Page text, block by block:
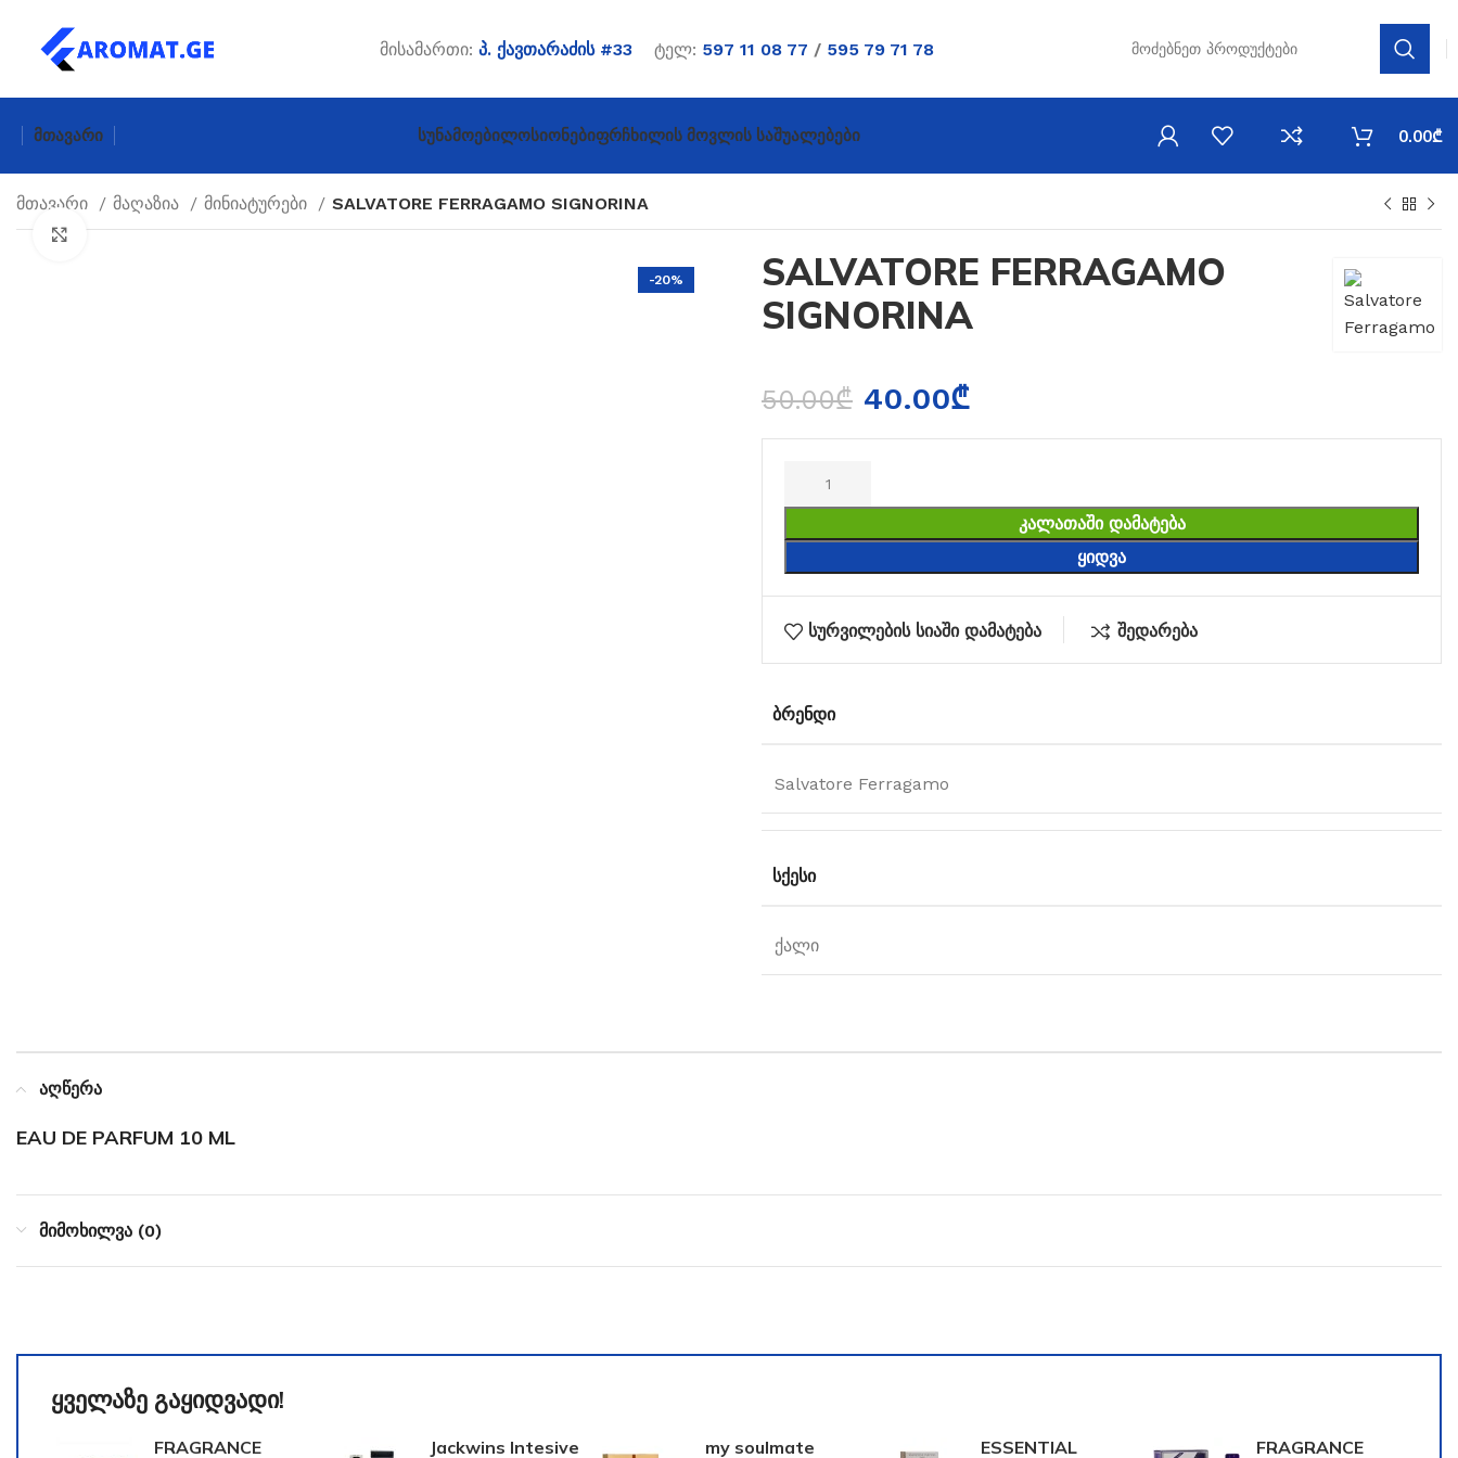
მისამართი: პ. ქავთარაძის #33 ტელ: 597 11 08 77 / 595 79 71 78
Მთავარი ᲡუნამოებიᲚოსიონებიᲤრჩხილის Მოვლის Საშუალებები 0.00₾
მთავარი მაღაზია მინიატურები SALVATORE FERRAGAMO SIGNORINA
-20%
Click to enlarge
SALVATORE FERRAGAMO
SIGNORINA
50.00₾ 40.00₾
ᲙᲐᲚᲐᲗᲐᲨᲘ ᲓᲐᲛᲐᲢᲔᲑᲐ
ᲧᲘᲓᲕᲐ
სურვილების სიაში დამატება შედარება
ᲑᲠᲔᲜᲓᲘ
Salvatore Ferragamo
ᲡᲥᲔᲡᲘ
ქალი
აღწერა
EAU DE PARFUM 10 ML
მიმოხილვა (0)
ყველაზე გაყიდვადი!
FRAGRANCE
Jackwins Intesive
my soulmate
ESSENTIAL
FRAGRANCE